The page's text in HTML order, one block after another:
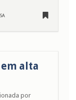
em alta
por